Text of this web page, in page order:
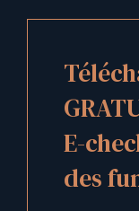
E-
des